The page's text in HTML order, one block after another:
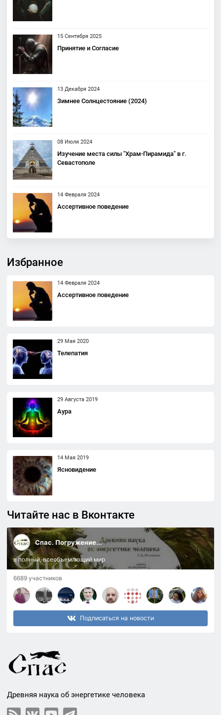
15 Сентября 2025
Принятие и Согласие
13 Декабря 2024
Зимнее Солнцестояние (2024)
08 Июля 2024
Изучение места силы "Храм-Пирамида" в г.
Севастополе
14 Февраля 2024
Ассертивное поведение
Избранное
14 Февраля 2024
Ассертивное поведение
29 Мая 2020
Телепатия
29 Августа 2019
Аура
14 Мая 2019
Ясновидение
Читайте нас в Вконтакте
Спас. Погружение...
в полный, всеобъемлющий мир
6689 участников
Подписаться на новости
Древняя наука об энергетике человека